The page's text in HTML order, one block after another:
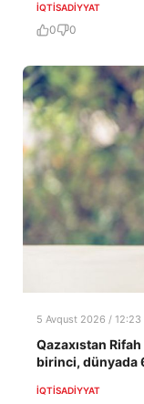
İQTISADIYYAT
0 0
5 Avqust 2026 / 12:23
Qazaxıstan
birinci, dünyada
İQTISADIYYAT